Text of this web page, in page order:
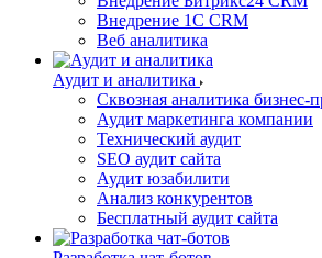
Внедрение 1C CRM
Веб аналитика
Аудит и аналитика
Сквозная аналитика бизнес-
Аудит маркетинга компании
Технический аудит
SEO аудит сайта
Аудит юзабилити
Анализ конкурентов
Бесплатный аудит сайта